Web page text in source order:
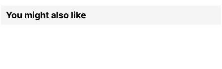
You might also like